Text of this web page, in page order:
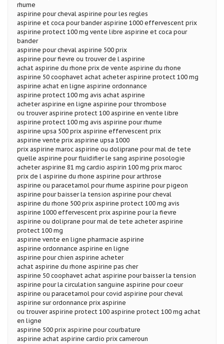
rhume
aspirine pour cheval aspirine pour les regles
aspirine et coca pour bander aspirine 1000 effervescent prix
aspirine protect 100 mg vente libre aspirine et coca pour
bander
aspirine pour cheval aspirine 500 prix
aspirine pour fievre ou trouver de l aspirine
achat aspirine du rhone prix de vente aspirine du rhone
aspirine 50 coophavet achat acheter aspirine protect 100 mg
aspirine achat en ligne aspirine ordonnance
aspirine protect 100 mg avis achat aspirine
acheter aspirine en ligne aspirine pour thrombose
ou trouver aspirine protect 100 aspirine en vente libre
aspirine protect 100 mg avis aspirine pour rhume
aspirine upsa 500 prix aspirine effervescent prix
aspirine vente prix aspirine upsa 1000
prix aspirine maroc aspirine ou doliprane pour mal de tete
quelle aspirine pour fluidifier le sang aspirine posologie
acheter aspirine 81 mg cardio aspirin 100 mg prix maroc
prix de l aspirine du rhone aspirine pour arthrose
aspirine ou paracetamol pour rhume aspirine pour pigeon
aspirine pour baisser la tension aspirine pour cheval
aspirine du rhone 500 prix aspirine protect 100 mg avis
aspirine 1000 effervescent prix aspirine pour la fievre
aspirine ou doliprane pour mal de tete acheter aspirine
protect 100 mg
aspirine vente en ligne pharmacie aspirine
aspirine ordonnance aspirine en ligne
aspirine pour chien aspirine acheter
achat aspirine du rhone aspirine pas cher
aspirine 50 coophavet achat aspirine pour baisser la tension
aspirine pour la circulation sanguine aspirine pour coeur
aspirine ou paracetamol pour covid aspirine pour cheval
aspirine sur ordonnance prix aspirine
ou trouver aspirine protect 100 aspirine protect 100 mg achat
en ligne
aspirine 500 prix aspirine pour courbature
aspirine achat aspirine cardio prix cameroun